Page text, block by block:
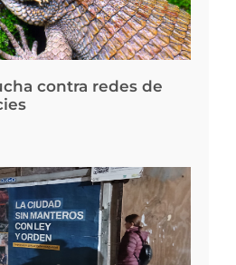
contra redes de